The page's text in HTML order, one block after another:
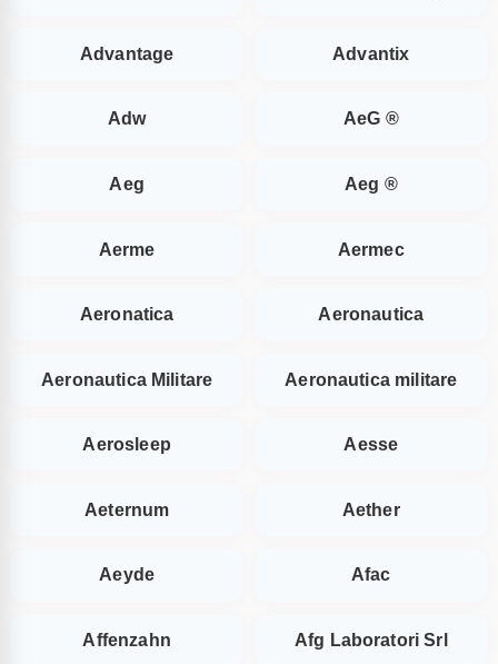
Advantage Advantix
Adw AeG ®
Aeg Aeg ®
Aerme Aermec
Aeronatica Aeronautica
Aeronautica Militare Aeronautica militare
Aerosleep Aesse
Aeternum Aether
Aeyde Afac
Affenzahn Afg Laboratori Srl